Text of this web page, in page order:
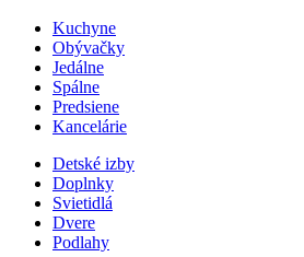
Kuchyne
Obývačky
Jedálne
Spálne
Predsiene
Kancelárie
Detské izby
Doplnky
Svietidlá
Dvere
Podlahy